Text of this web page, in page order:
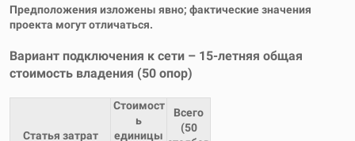
Предположения изложены явно; фактические значения
проекта могут отличаться.
Вариант подключения к сети – 15-летняя общая
стоимость владения (50 опор)
Статья затрат
Стоимост
ь
единицы
Всего
(50